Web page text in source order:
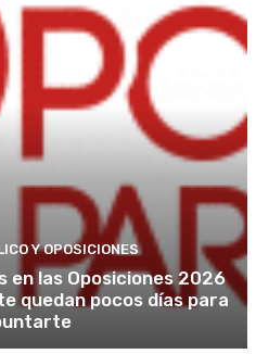
Y OPOSICIONES
en las Oposiciones 2026
quedan pocos días para